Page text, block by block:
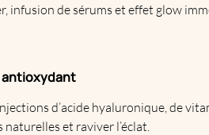
infusion de sérums et effet glow
antioxydant
d’acide hyaluronique , de
naturelles et raviver l’éclat.